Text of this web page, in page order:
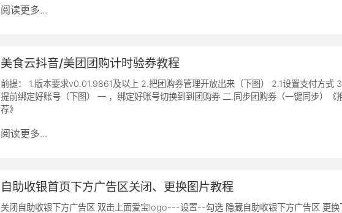
阅读更多...
美食云抖音/美团团购计时验券教程
前提： 1.版本要求v0.01.9861及以上 2.把团购券管理开放出来（下图） 2.1设置支付方式
提前绑定好账号（下图） 一 ，绑定好账号切换到到团购券 二.同步团购券（一键同步）《
荐》
阅读更多...
自助收银首页下方广告区关闭、更换图片教程
关闭自助收银下方广告区 双击上面爱宝logo---设置--勾选 隐藏自助收银下方广告区 更换